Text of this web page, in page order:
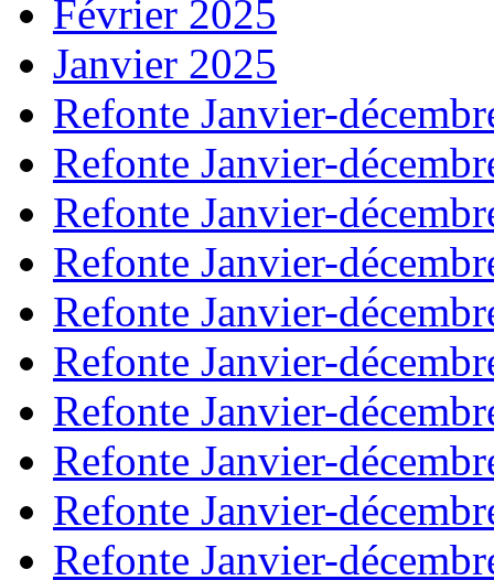
Février 2025
Janvier 2025
Refonte Janvier-
Refonte Janvier-
Refonte Janvier-
Refonte Janvier-
Refonte Janvier-
Refonte Janvier-
Refonte Janvier-
Refonte Janvier-
Refonte Janvier-
Refonte Janvier-